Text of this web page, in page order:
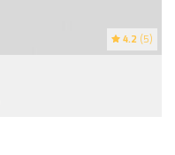
4.2 (5)